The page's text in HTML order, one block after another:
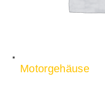
Motorgehäuse